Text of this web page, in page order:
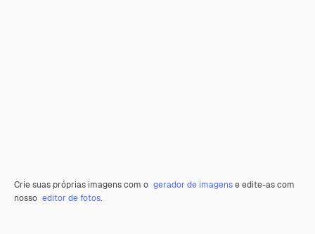
Crie suas próprias imagens com o gerador de imagense edite-as com
nosso editor de fotos.